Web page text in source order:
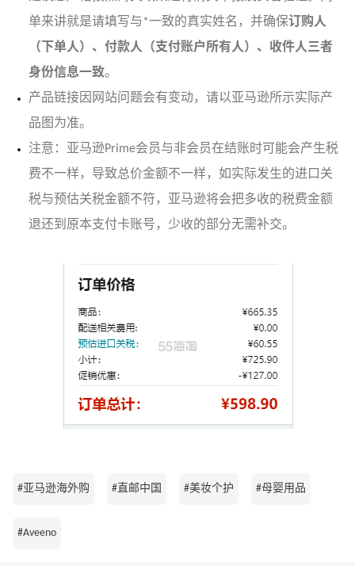
单来讲就是请填写与*一致的真实姓名，并确保订购人
（下单人）、付款人（支付账户所有人）、收件人三者
身份信息一致。
产品链接因网站问题会有变动，请以亚马逊所示实际产
品图为准。
注意：亚马逊Prime会员与非会员在结账时可能会产生税
费不一样，导致总价金额不一样，如实际发生的进口关
税与预估关税金额不符，亚马逊将会把多收的税费金额
退还到原本支付卡账号，少收的部分无需补交。
#亚马逊海外购 #直邮中国 #美妆个护 #母婴用品
#Aveeno